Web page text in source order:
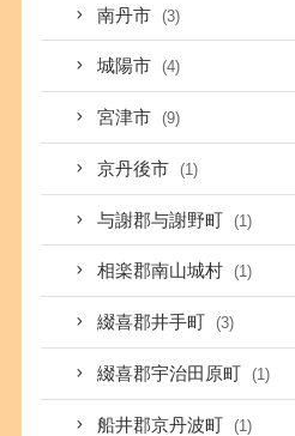
南丹市 (3)
城陽市 (4)
宮津市 (9)
京丹後市 (1)
与謝郡与謝野町 (1)
相楽郡南山城村 (1)
綴喜郡井手町 (3)
綴喜郡宇治田原町 (1)
船井郡京丹波町 (1)